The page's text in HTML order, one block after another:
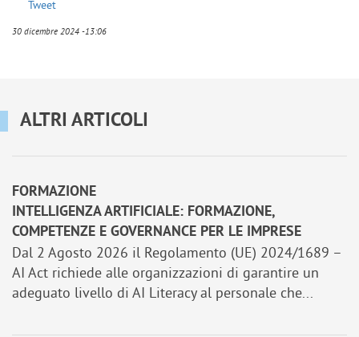
Tweet
30 dicembre 2024 -13:06
ALTRI ARTICOLI
FORMAZIONE
INTELLIGENZA ARTIFICIALE: FORMAZIONE,
COMPETENZE E GOVERNANCE PER LE IMPRESE
Dal 2 Agosto 2026 il Regolamento (UE) 2024/1689 –
AI Act richiede alle organizzazioni di garantire un
adeguato livello di AI Literacy al personale che...